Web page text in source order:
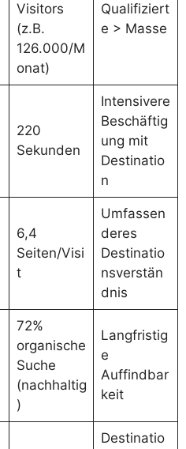
Visitors
(z.B.
126.000/M
onat)
Qualifiziert
e > Masse
220
Sekunden
Intensivere
Beschäftig
ung mit
Destinatio
n
6,4
Seiten/Visi
t
Umfassen
deres
Destinatio
nsverstän
dnis
72%
organische
Suche
(nachhaltig
)
Langfristig
e
Auffindbar
keit
Destinatio